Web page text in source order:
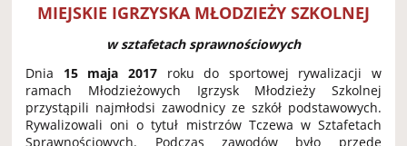
MIEJSKIE IGRZYSKA MŁODZIEŻY SZKOLNEJ
w sztafetach sprawnościowych
Dnia 15 maja 2017roku do sportowej rywalizacji w
ramach Młodzieżowych Igrzysk Młodzieży Szkolnej
przystąpili najmłodsi zawodnicy ze szkół podstawowych.
Rywalizowali oni o tytuł mistrzów Tczewa w Sztafetach
Sprawnościowych. Podczas zawodów było przede